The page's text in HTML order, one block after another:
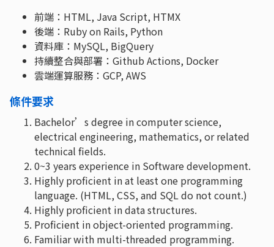
前端：HTML, Java Script, HTMX
後端：Ruby on Rails, Python
資料庫：MySQL, BigQuery
持續整合與部署：Github Actions, Docker
雲端運算服務：GCP, AWS
條件要求
Bachelor’s degree in computer science,
electrical engineering, mathematics, or related
technical fields.
0~3 years experience in Software development.
Highly proficient in at least one programming
language. (HTML, CSS, and SQL do not count.)
Highly proficient in data structures.
Proficient in object-oriented programming.
Familiar with multi-threaded programming.